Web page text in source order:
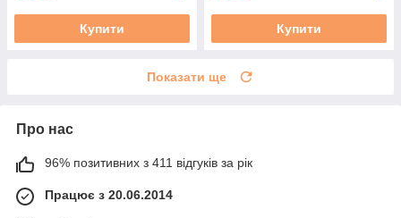
Купити Купити
Показати ще
Про нас
96% позитивних з 411 відгуків за рік
Працює з 20.06.2014